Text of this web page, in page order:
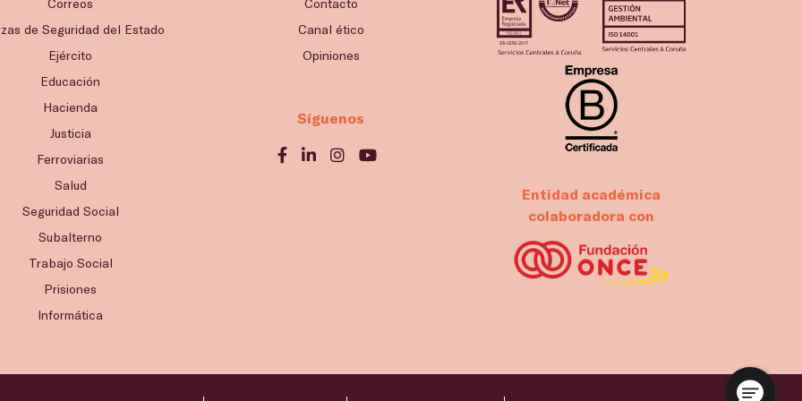
Correos
de Seguridad del Estado
Ejército
Educación
Hacienda
Justicia
Ferroviarias
Salud
Seguridad Social
Subalterno
Trabajo Social
Prisiones
Informática
Contacto
Canal ético
Opiniones
Síguenos
Entidad académica
colaboradora con